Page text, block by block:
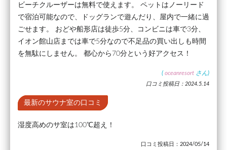
ビーチクルーザーは無料で使えます。 ペットはノーリード
で宿泊可能なので、ドッグランで遊んだり、屋内で一緒に過
ごせます。 おどや船形店は徒歩5分、コンビニは車で3分、
イオン館山店までは車で5分なので不足品の買い出しも時間
を無駄にしません。 都心から70分という好アクセス！
( oceanresort さん)
口コミ投稿日：2024.5.14
最新のサウナ室の口コミ
湿度高めのサ室は100℃超え！
口コミ投稿日：2024/05/14